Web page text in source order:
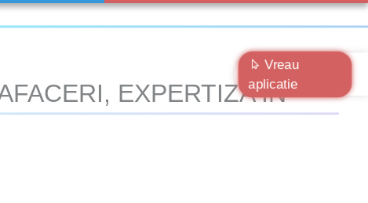
EXPERTIZA IN
Vreau
aplicatie